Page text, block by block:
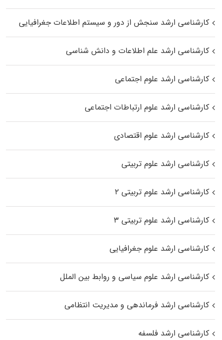
کارشناسی ارشد سنجش از دور و سیستم اطلاعات جغرافیایی
کارشناسی ارشد علم اطلاعات و دانش شناسی
کارشناسی ارشد علوم اجتماعی
کارشناسی ارشد علوم ارتباطات اجتماعی
کارشناسی ارشد علوم اقتصادی
کارشناسی ارشد علوم تربیتی
کارشناسی ارشد علوم تربیتی ۲
کارشناسی ارشد علوم تربیتی ۳
کارشناسی ارشد علوم جغرافیایی
کارشناسی ارشد علوم سیاسی و روابط بین الملل
کارشناسی ارشد فرماندهی و مدیریت انتظامی
کارشناسی ارشد فلسفه